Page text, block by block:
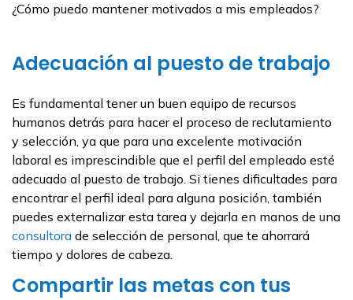
¿Cómo puedo mantener motivados a mis empleados?
Adecuación al puesto de trabajo
Es fundamental tener un buen equipo de recursos
humanos detrás para hacer el proceso de reclutamiento
y selección, ya que para una excelente motivación
laboral es imprescindible que el perfil del empleado esté
adecuado al puesto de trabajo. Si tienes dificultades para
encontrar el perfil ideal para alguna posición, también
puedes externalizar esta tarea y dejarla en manos de una
consultora de selección de personal, que te ahorrará
tiempo y dolores de cabeza.
Compartir las metas con tus